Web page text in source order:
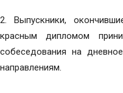
2. Выпускники,
красным дипломом
собеседования на
направлениям.